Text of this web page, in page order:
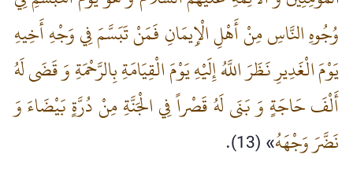
وُجُوهِ النَّاسِ مِنْ أَهْلِ الْإِيمَانِ فَمَنْ تَبَسَّمَ فِي وَجْهِ أَخِيهِ
يَوْمَ الْغَدِيرِ نَظَرَ اللَّهُ إِلَيْهِ يَوْمَ الْقِيَامَةِ بِالرَّحْمَةِ وَ قَضَى لَهُ
أَلْفَ حَاجَةٍ وَ بَنَى لَهُ قَصْراً فِي الْجَنَّةِ مِنْ دُرَّةٍ بَيْضَاءَ وَ
نَضَّرَ وَجْهَهُ» (13).